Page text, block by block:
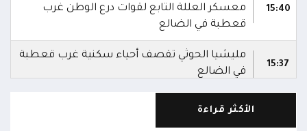
15:40
معسكر العللة التابع لقوات درع الوطن غرب
قعطبة في الضالع
15:37
مليشيا الحوثي تقصف أحياء سكنية غرب قعطبة
في الضالع
قصف حوثي عشوائي بالسلاح الثقيل يستهدف
الأكثر قراءة